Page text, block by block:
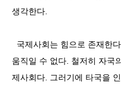
생각한다.
국제사회는 힘으로 존재한
움직일 수 없다. 철저히 자국
제사회다. 그러기에 타국을